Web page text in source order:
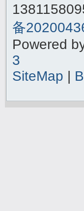
备
Powered
3
SiteMap |